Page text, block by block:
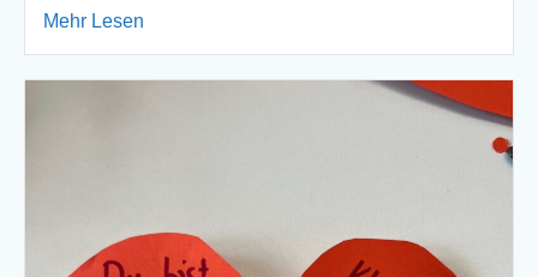
Mehr Lesen